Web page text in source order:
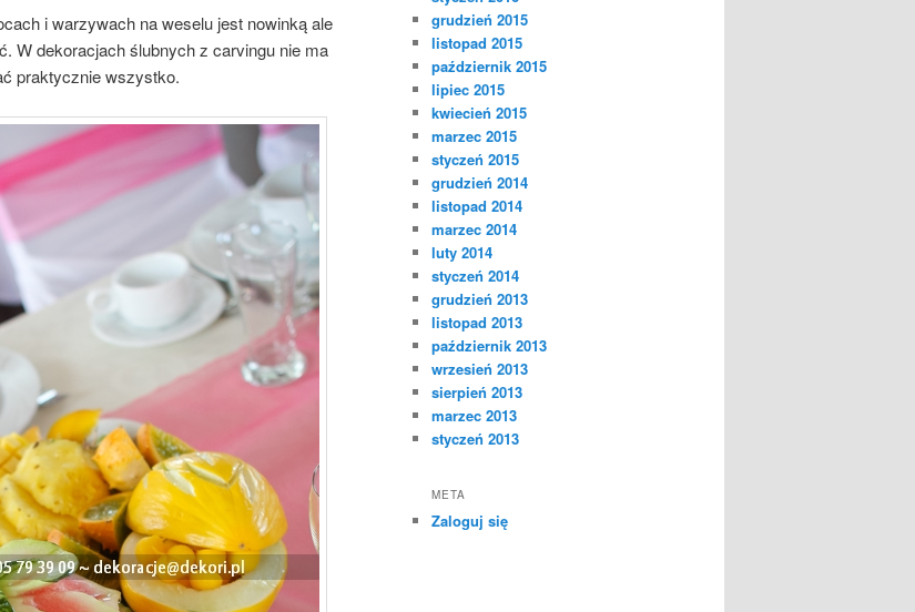
i warzywach na weselu jest nowinką ale
W dekoracjach ślubnych z carvingu nie ma
praktycznie wszystko.
grudzień 2015
listopad 2015
październik 2015
lipiec 2015
kwiecień 2015
marzec 2015
styczeń 2015
grudzień 2014
listopad 2014
marzec 2014
luty 2014
styczeń 2014
grudzień 2013
listopad 2013
październik 2013
wrzesień 2013
sierpień 2013
marzec 2013
styczeń 2013
META
Zaloguj się